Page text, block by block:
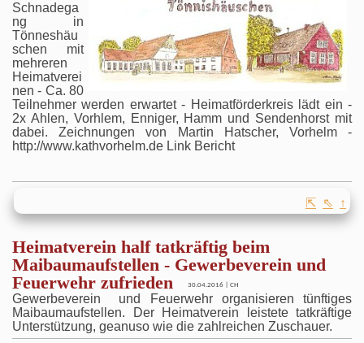
Schnadega
ng in
Tönneshäu
schen mit
mehreren
Heimatverei
nen - Ca. 80
Teilnehmer werden erwartet - Heimatförderkreis lädt ein -
2x Ahlen, Vorhlem, Enniger, Hamm und Sendenhorst mit
dabei. Zeichnungen von Martin Hatscher, Vorhelm -
http://www.kathvorhelm.de Link Bericht
⇱ ⇖ ↑
Heimatverein half tatkräftig beim
Maibaumaufstellen - Gewerbeverein und
Feuerwehr zufrieden
30.04.2016 | CH
Gewerbeverein und Feuerwehr organisieren tünftiges
Maibaumaufstellen. Der Heimatverein leistete tatkräftige
Unterstützung, geanuso wie die zahlreichen Zuschauer.